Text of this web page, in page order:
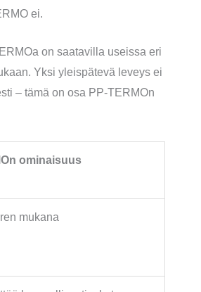
ei.
on saatavilla useissa eri
Yksi yleispätevä leveys ei
– tämä on osa PP-TERMOn
ominaisuus
mukana